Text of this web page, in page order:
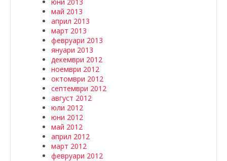
май 2013
април 2013
март 2013
февруари 2013
януари 2013
декември 2012
ноември 2012
октомври 2012
септември 2012
август 2012
юли 2012
юни 2012
май 2012
април 2012
март 2012
февруари 2012